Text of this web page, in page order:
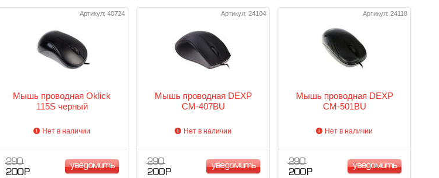
Артикул: 40724
Мышь проводная Oklick
115S черный
Нет в наличии
290
200 Р
уведомить
Артикул: 24104
Мышь проводная DEXP
CM-407BU
Нет в наличии
290
200 Р
уведомить
Артикул: 24118
Мышь проводная DEXP
CM-501BU
Нет в наличии
290
200 Р
уведомить